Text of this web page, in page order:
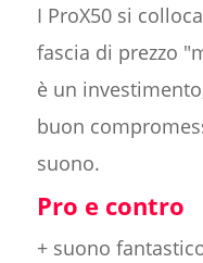
I ProX50 si
fascia di prezzo
è un
buon
suono.
Pro e contro
+ suono